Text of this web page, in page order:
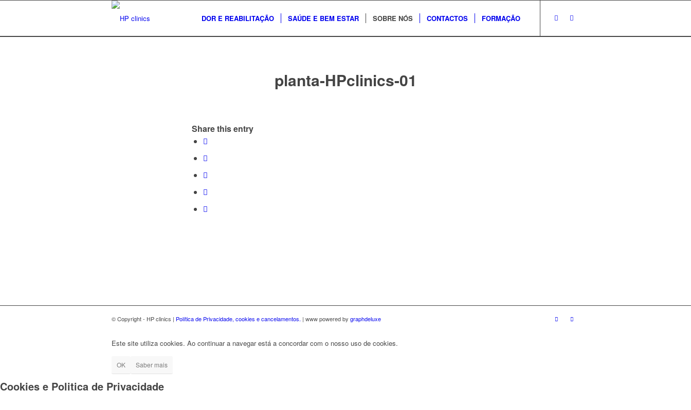
DOR E REABILITAÇÃO SAÚDE E BEM ESTAR SOBRE NÓS CONTACTOS FORMAÇÃO
planta-HPclinics-01
Share this entry
© Copyright - HP clinics | Política de Privacidade, cookies e cancelamentos. | www powered by graphdeluxe
Este site utiliza cookies. Ao continuar a navegar está a concordar com o nosso uso de cookies.
OK Saber mais
Cookies e Politica de Privacidade